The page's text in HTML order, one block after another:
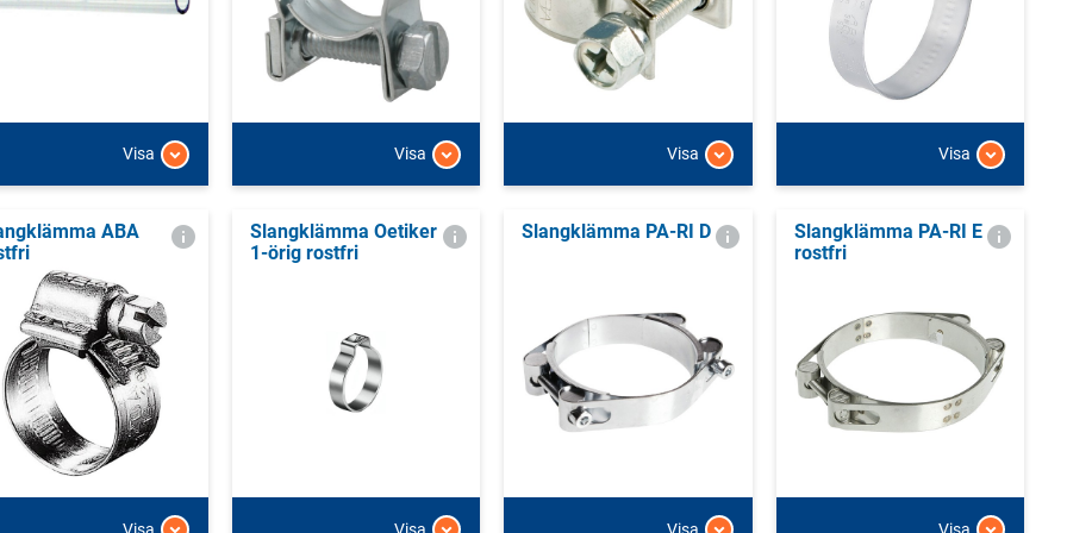
Visa Visa Visa Visa
ABA
Slangklämma Oetiker
1-örig rostfri
Slangklämma PA-RI D
Slangklämma PA-RI E
rostfri